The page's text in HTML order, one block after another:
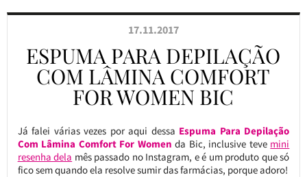
17.11.2017
ESPUMA PARA DEPILAÇÃO
COM LÂMINA COMFORT
FOR WOMEN BIC
Já falei várias vezes por aqui dessa Espuma Para Depilação
Com Lâmina Comfort For Women da Bic, inclusive teve mini
resenha dela mês passado no Instagram, e é um produto que só
fico sem quando ela resolve sumir das farmácias, porque adoro!